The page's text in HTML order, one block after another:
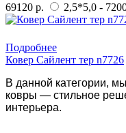
69120 р.
2,5*5,0 -
Подробнее
Ковер Сайлент тер n7726
В данной категории,
ковры — стильное
интерьера.